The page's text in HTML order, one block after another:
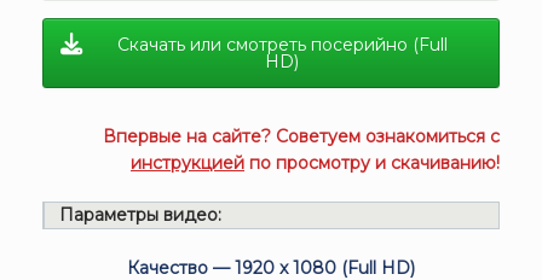
Скачать или смотреть посерийно (Full
HD)
Впервые на сайте? Советуем ознакомиться с
инструкцией по просмотру и скачиванию!
Параметры видео:
Качество — 1920 x 1080 (Full HD)